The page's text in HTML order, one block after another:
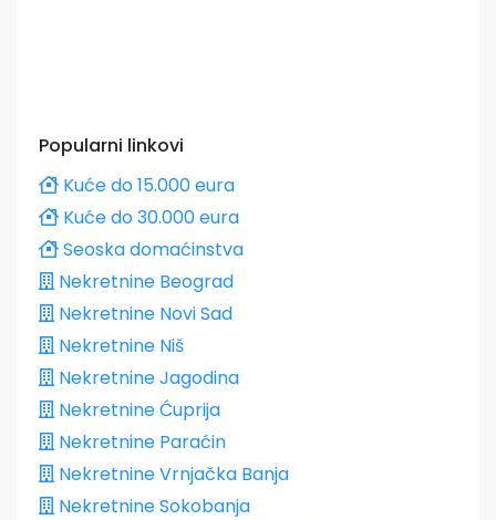
Popularni linkovi
Kuće do 15.000 eura
Kuće do 30.000 eura
Seoska domaćinstva
Nekretnine Beograd
Nekretnine Novi Sad
Nekretnine Niš
Nekretnine Jagodina
Nekretnine Ćuprija
Nekretnine Paraćin
Nekretnine Vrnjačka Banja
Nekretnine Sokobanja